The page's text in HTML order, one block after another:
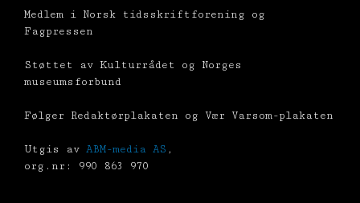
Medlem i Norsk tidsskriftforening og
Fagpressen
Støttet av Kulturrådet og Norges
museumsforbund
Følger Redaktørplakaten og Vær Varsom-plakaten
Utgis av ABM-media AS ,
org.nr: 990 863 970